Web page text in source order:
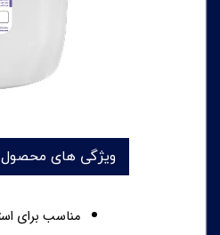
ویژگی های محصول
مناسب برای